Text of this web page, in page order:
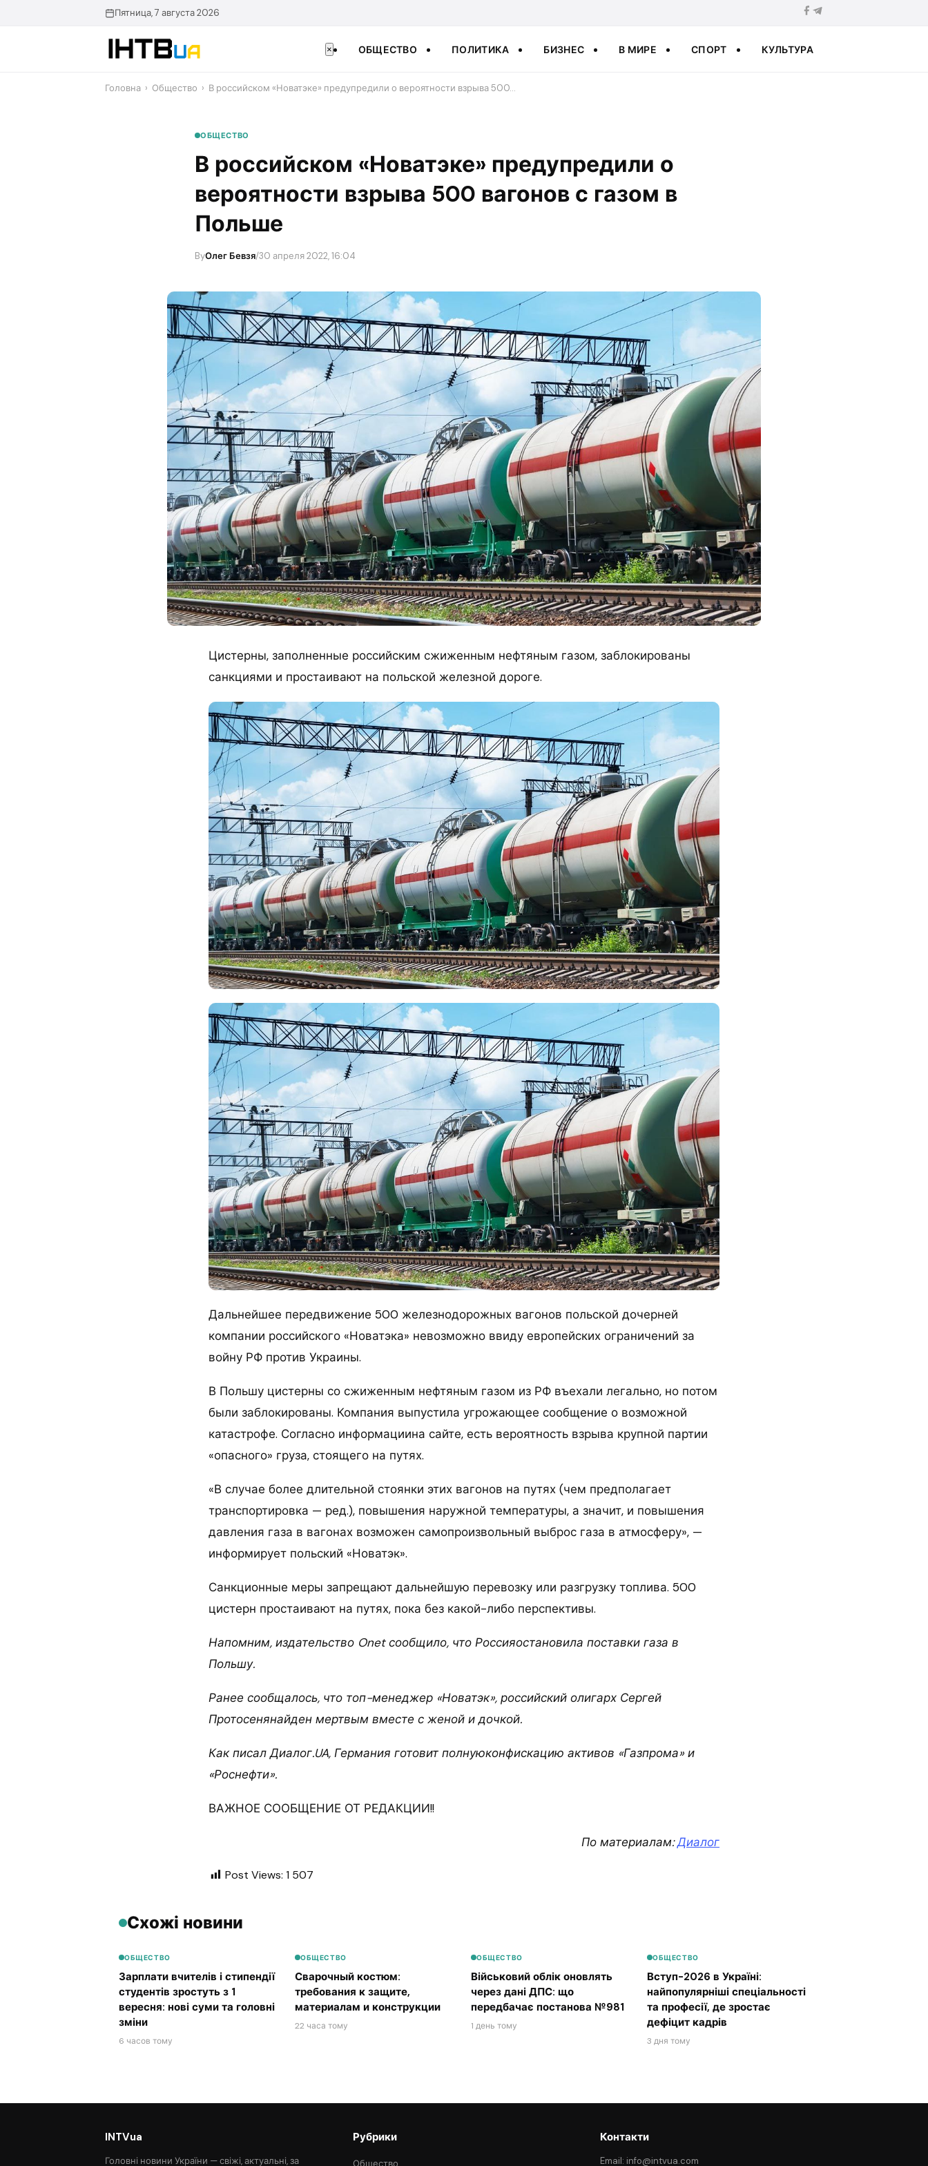
Пятница, 7 августа 2026
× ОБЩЕСТВО ПОЛИТИКА БИЗНЕС В МИРЕ СПОРТ КУЛЬТУРА
Головна › Общество › В российском «Новатэке» предупредили о вероятности взрыва 500…
ОБЩЕСТВО
В российском «Новатэке» предупредили о
вероятности взрыва 500 вагонов с газом в
Польше
ByОлег Бевзя/30 апреля 2022, 16:04
Цистерны, заполненные российским сжиженным нефтяным газом, заблокированы
санкциями и простаивают на польской железной дороге.
Дальнейшее передвижение 500 железнодорожных вагонов польской дочерней
компании российского «Новатэка» невозможно ввиду европейских ограничений за
войну РФ против Украины.
В Польшу цистерны со сжиженным нефтяным газом из РФ въехали легально, но потом
были заблокированы. Компания выпустила угрожающее сообщение о возможной
катастрофе. Согласно информациина сайте, есть вероятность взрыва крупной партии
«опасного» груза, стоящего на путях.
«В случае более длительной стоянки этих вагонов на путях (чем предполагает
транспортировка — ред.), повышения наружной температуры, а значит, и повышения
давления газа в вагонах возможен самопроизвольный выброс газа в атмосферу», —
информирует польский «Новатэк».
Санкционные меры запрещают дальнейшую перевозку или разгрузку топлива. 500
цистерн простаивают на путях, пока без какой-либо перспективы.
Напомним, издательство Onet сообщило, что Россияостановила поставки газа в
Польшу.
Ранее сообщалось, что топ-менеджер «Новатэк», российский олигарх Сергей
Протосенянайден мертвым вместе с женой и дочкой.
Как писал Диалог.UA, Германия готовит полнуюконфискацию активов «Газпрома» и
«Роснефти».
ВАЖНОЕ СООБЩЕНИЕ ОТ РЕДАКЦИИ!!
По материалам:Диалог
Post Views: 1 507
Схожі новини
ОБЩЕСТВО
Зарплати вчителів і стипендії
студентів зростуть з 1
вересня: нові суми та головні
зміни
6 часов тому
ОБЩЕСТВО
Сварочный костюм:
требования к защите,
материалам и конструкции
22 часа тому
ОБЩЕСТВО
Військовий облік оновлять
через дані ДПС: що
передбачає постанова №981
1 день тому
ОБЩЕСТВО
Вступ-2026 в Україні:
найпопулярніші спеціальності
та професії, де зростає
дефіцит кадрів
3 дня тому
INTVua
Головні новини України — свіжі, актуальні, за
Рубрики
Общество
Контакти
Email: info@intvua.com